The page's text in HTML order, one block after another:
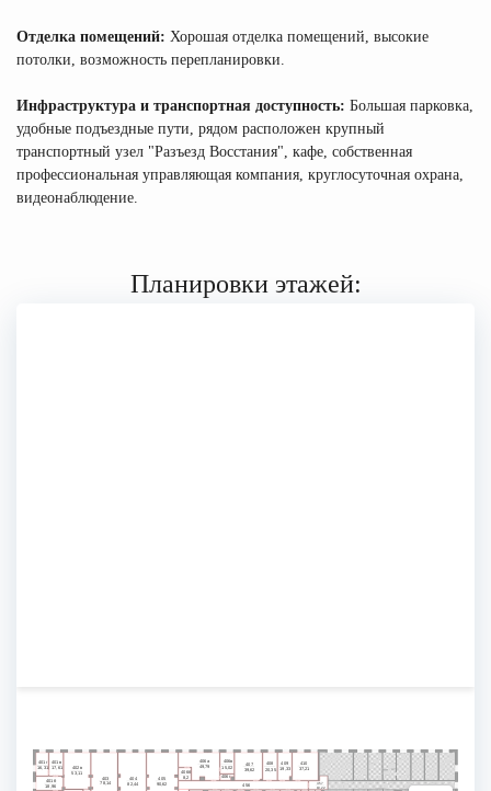
Отделка помещений: Хорошая отделка помещений, высокие
потолки, возможность перепланировки.
Инфраструктура и транспортная доступность: Большая парковка,
удобные подъездные пути, рядом расположен крупный
транспортный узел "Разъезд Восстания", кафе, собственная
профессиональная управляющая компания, круглосуточная охрана,
видеонаблюдение.
Планировки этажей:
401б
401в
401г
402в
403 404 405
407 408 409 410
457
456
406б
406а 406в
406г
18,96
17,61
16,31
53,11
78,14 82,44 90,62
39,62 20,35 19,33 37,21
10,22
8,2
49,79 15,02